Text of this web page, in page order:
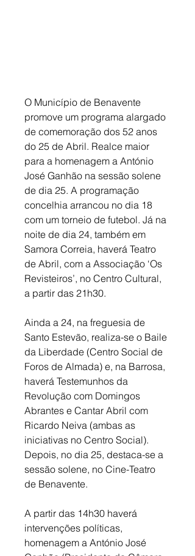
O Município de Benavente
promove um programa alargado
de comemoração dos 52 anos
do 25 de Abril. Realce maior
para a homenagem a António
José Ganhão na sessão solene
de dia 25. A programação
concelhia arrancou no dia 18
com um torneio de futebol. Já na
noite de dia 24, também em
Samora Correia, haverá Teatro
de Abril, com a Associação ‘Os
Revisteiros’, no Centro Cultural,
a partir das 21h30.
Ainda a 24, na freguesia de
Santo Estevão, realiza-se o Baile
da Liberdade (Centro Social de
Foros de Almada) e, na Barrosa,
haverá Testemunhos da
Revolução com Domingos
Abrantes e Cantar Abril com
Ricardo Neiva (ambas as
iniciativas no Centro Social).
Depois, no dia 25, destaca-se a
sessão solene, no Cine-Teatro
de Benavente.
A partir das 14h30 haverá
intervenções políticas,
homenagem a António José